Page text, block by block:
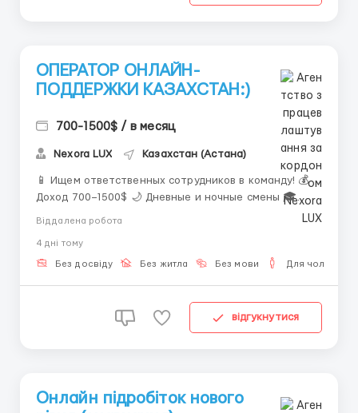
ОПЕРАТОР ОНЛАЙН-
ПОДДЕРЖКИ КАЗАХСТАН:)
700-1500$ / в месяц
Nexora LUX Казахстан (Астана)
📱 Ищем ответственных сотрудников в команду! 💰
Доход 700–1500$ 🌙 Дневные и ночные смены 🎓
Віддалена робота
4 днi тому
Без досвіду Без житла Без мови Для чоловіків
відгукнутися
Онлайн підробіток нового